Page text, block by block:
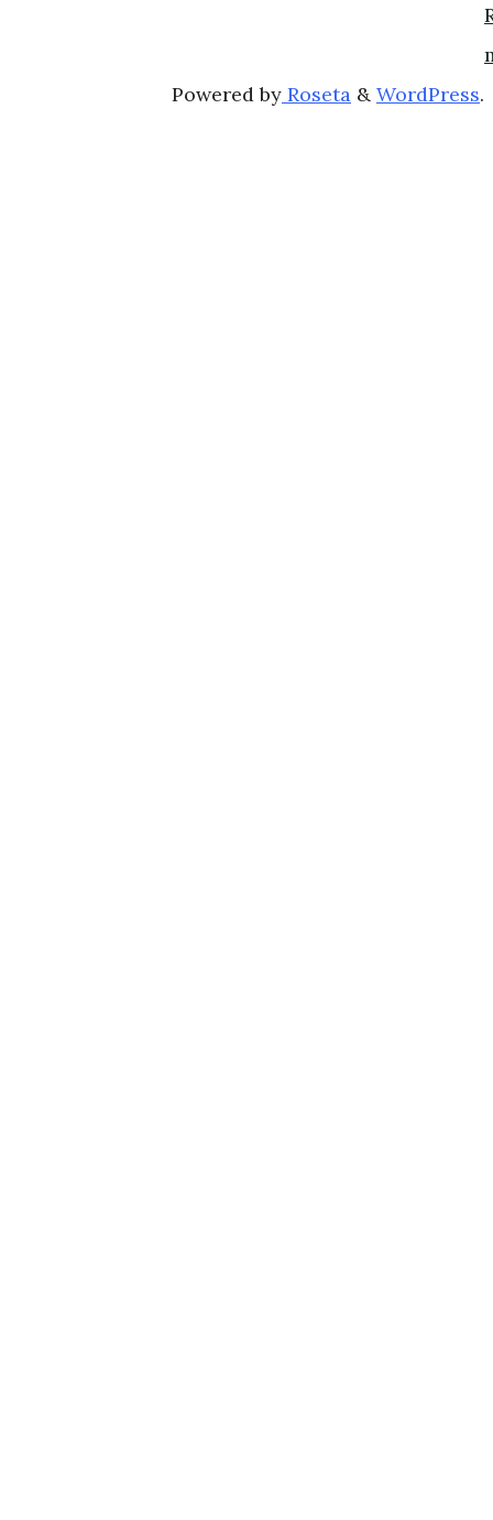
Powered by Roseta & WordPress.